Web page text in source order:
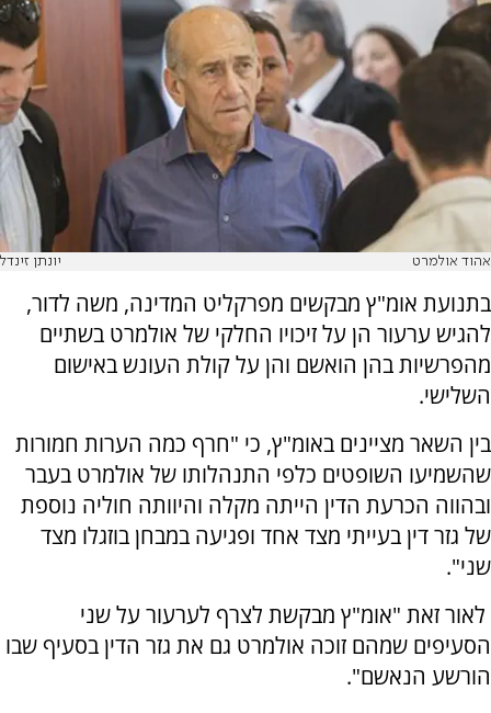
אהוד אולמרט יונתן זינדל
בתנועת אומ"ץ מבקשים מפרקליט המדינה, משה לדור,
להגיש ערעור הן על זיכויו החלקי של אולמרט בשתיים
מהפרשיות בהן הואשם והן על קולת העונש באישום
השלישי.
בין השאר מציינים באומ"ץ, כי "חרף כמה הערות חמורות
שהשמיעו השופטים כלפי התנהלותו של אולמרט בעבר
ובהווה הכרעת הדין הייתה מקלה והיוותה חוליה נוספת
של גזר דין בעייתי מצד אחד ופגיעה במבחן בוזגלו מצד
שני".
לאור זאת "אומ"ץ מבקשת לצרף לערעור על שני
הסעיפים שמהם זוכה אולמרט גם את גזר הדין בסעיף שבו
הורשע הנאשם".